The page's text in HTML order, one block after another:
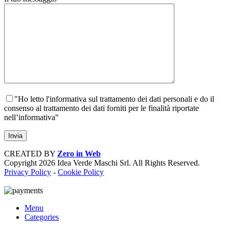
"Ho letto l'informativa sul trattamento dei dati personali e do il
consenso al trattamento dei dati forniti per le finalità riportate
nell’informativa"
CREATED BY Zero in Web
Copyright 2026 Idea Verde Maschi Srl. All Rights Reserved.
Privacy Policy - Cookie Policy
Menu
Categories